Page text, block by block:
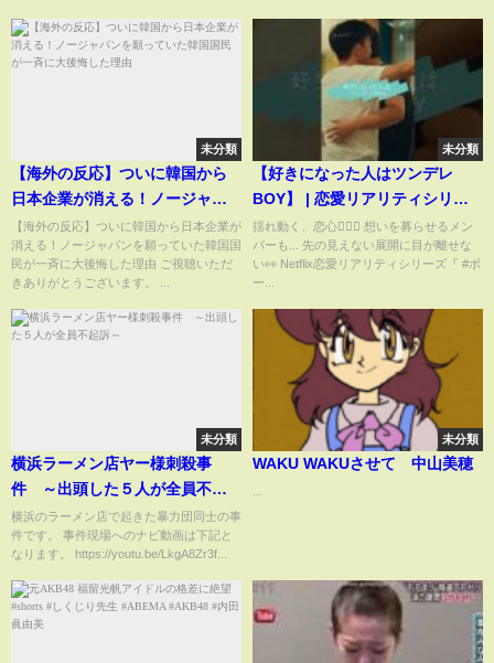
の小指を箪笥の角にぶつけた #日
向坂46
未分類
【海外の反応】ついに韓国から
日本企業が消える！ノージャパ
ンを願っていた韓国国民が一斉
に大後悔した理由
【海外の反応】ついに韓国から日本企業が
消える！ノージャパンを願っていた韓国国
民が一斉に大後悔した理由 ご視聴いただ
きありがとうございます。 ...
未分類
【好きになった人はツンデレ
BOY】 | 恋愛リアリティシリー
ズ 『ボーイフレンド』| Netflix
Japan
揺れ動く、恋心👨‍❤️‍👨 想いを募らせるメン
バーも... 先の見えない展開に目が離せな
い👀 Netflix恋愛リアリティシリーズ『 #ボ
ー...
未分類
横浜ラーメン店ヤー様刺殺事
件 ～出頭した５人が全員不起
訴～
横浜のラーメン店で起きた暴力団同士の事
件です。 事件現場へのナビ動画は下記と
なります。 https://youtu.be/LkgA8Zr3f...
未分類
WAKU WAKUさせて 中山美穂